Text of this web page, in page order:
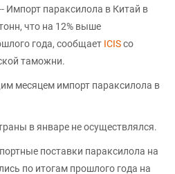
Импорт параксилола в Китай в
что на 12% выше
года, сообщает ICISсо
таможни.
месяцем импорт параксилола в
в январе не осуществлялся.
поставки параксилола на
по итогам прошлого года на